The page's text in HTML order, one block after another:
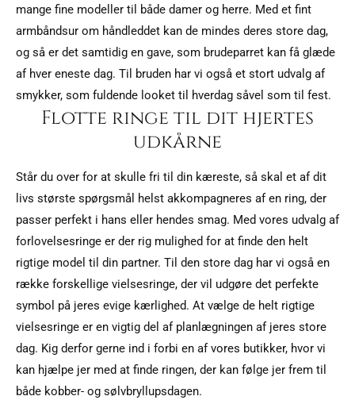
mange fine modeller til både damer og herre. Med et fint
armbåndsur om håndleddet kan de mindes deres store dag,
og så er det samtidig en gave, som brudeparret kan få glæde
af hver eneste dag. Til bruden har vi også et stort udvalg af
smykker, som fuldende looket til hverdag såvel som til fest.
Flotte ringe til dit hjertes
udkårne
Står du over for at skulle fri til din kæreste, så skal et af dit
livs største spørgsmål helst akkompagneres af en ring, der
passer perfekt i hans eller hendes smag. Med vores udvalg af
forlovelsesringe er der rig mulighed for at finde den helt
rigtige model til din partner. Til den store dag har vi også en
række forskellige vielsesringe, der vil udgøre det perfekte
symbol på jeres evige kærlighed. At vælge de helt rigtige
vielsesringe er en vigtig del af planlægningen af jeres store
dag. Kig derfor gerne ind i forbi en af vores butikker, hvor vi
kan hjælpe jer med at finde ringen, der kan følge jer frem til
både kobber- og sølvbryllupsdagen.